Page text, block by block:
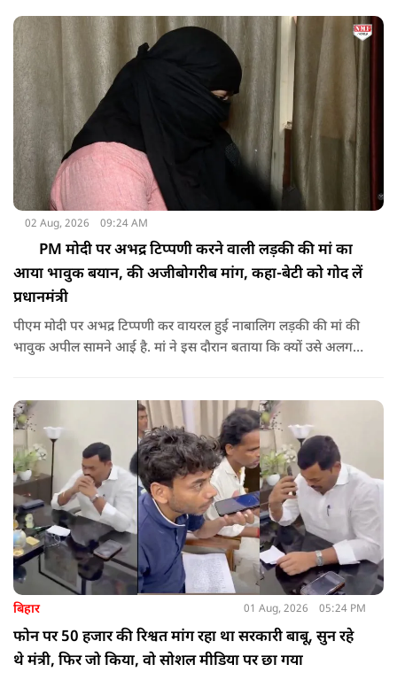
02 Aug, 2026 09:24 AM
PM मोदी पर अभद्र टिप्पणी करने वाली लड़की की मां का
आया भावुक बयान, की अजीबोगरीब मांग, कहा-बेटी को गोद लें
प्रधानमंत्री
पीएम मोदी पर अभद्र टिप्पणी कर वायरल हुई नाबालिग लड़की की मां की
भावुक अपील सामने आई है. मां ने इस दौरान बताया कि क्यों उसे अलग
को गोद लेने के लिए पीएम से अपील भी की है.
बिहार 01 Aug, 2026 05:24 PM
फोन पर 50 हजार की रिश्वत मांग रहा था सरकारी बाबू, सुन रहे
थे मंत्री, फिर जो किया, वो सोशल मीडिया पर छा गया